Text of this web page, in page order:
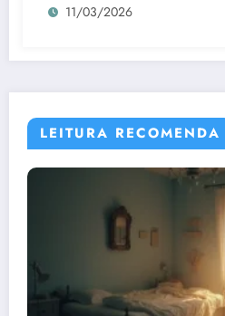
11/03/2026
LEITURA RECOMENDA